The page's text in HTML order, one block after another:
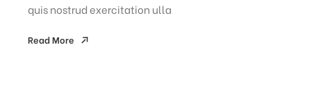
quis nostrud exercitation ulla
Read More